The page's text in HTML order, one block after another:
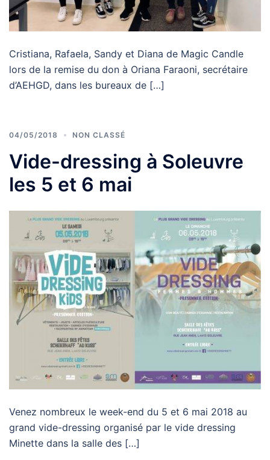
Cristiana, Rafaela, Sandy et Diana de Magic Candle
lors de la remise du don à Oriana Faraoni, secrétaire
d’AEHGD, dans les bureaux de […]
04/05/2018 NON CLASSÉ
Vide-dressing à Soleuvre
les 5 et 6 mai
Venez nombreux le week-end du 5 et 6 mai 2018 au
grand vide-dressing organisé par le vide dressing
Minette dans la salle des […]